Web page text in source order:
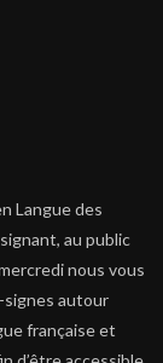
Langue des
au public
nous vous
autour
française et